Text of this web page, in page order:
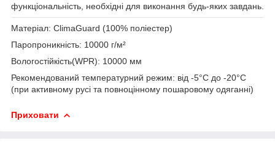
функціональність, необхідні для виконання будь-яких завдань.
Матеріал: ClimaGuard (100% поліестер)
Паропроникність: 10000 г/м²
Вологостійкість(WPR): 10000 мм
Рекомендований температурний режим: від -5°C до -20°C
(при активному русі та повноцінному пошаровому одяганні)
Приховати